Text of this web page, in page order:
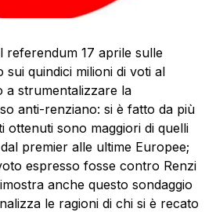
referendum 17 aprile sulle
sui quindici milioni di voti al
a strumentalizzare la
anti-renziano: si è fatto da più
ottenuti sono maggiori di quelli
premier alle ultime Europee;
espresso fosse contro Renzi
anche questo sondaggio
le ragioni di chi si è recato